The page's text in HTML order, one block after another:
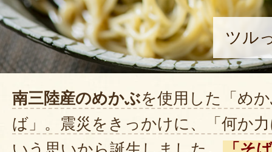
ツル
南三陸産のめかぶを使用した「め
ば」。震災をきっかけに、「何か